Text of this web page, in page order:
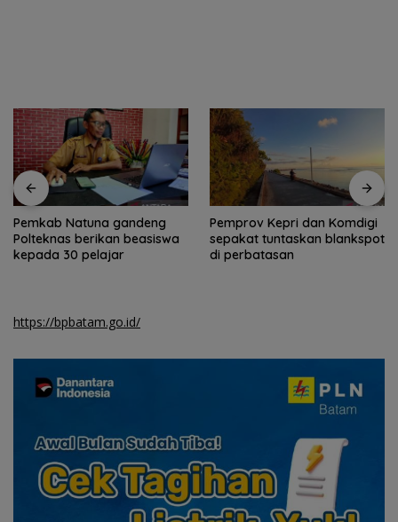
Pemkab Natuna gandeng
Polteknas berikan beasiswa
kepada 30 pelajar
Pemprov Kepri dan Komdigi
sepakat tuntaskan blankspot
di perbatasan
https://bpbatam.go.id/